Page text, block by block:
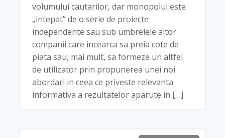
volumului cautarilor, dar monopolul este
„intepat” de o serie de proiecte
independente sau sub umbrelele altor
companii care incearca sa preia cote de
piata sau, mai mult, sa formeze un altfel
de utilizator prin propunerea unei noi
abordari in ceea ce priveste relevanta
informativa a rezultatelor aparute in […]